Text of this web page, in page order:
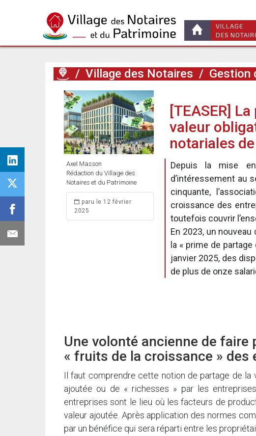
VILLAGE
DES
/ Village des Notaires / Gestion
Axel Masson
Rédaction du Village des
Notaires et du Patrimoine
paru le 12 février
2025
[TEASER]
valeur
notariales
Depuis la mise
d’intéressement au
cinquante,
croissance des
toutefois couvrir
En 2023, un
la « prime de
janvier 2025, des
de plus de onze
Une volonté ancienne de
« fruits de la croissance » des
Il faut comprendre cette notion de partage de
ajoutée ou de « richesses » par les
entreprises sont le lieu où les facteurs de
valeur ajoutée. Après application des normes
par un bénéfice qui sera réparti entre les